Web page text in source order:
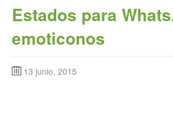
Estados para
emoticonos
13 junio, 2015